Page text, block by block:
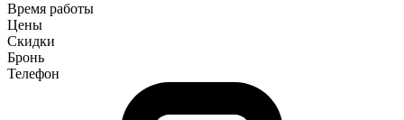
Время работы
Цены
Скидки
Бронь
Телефон